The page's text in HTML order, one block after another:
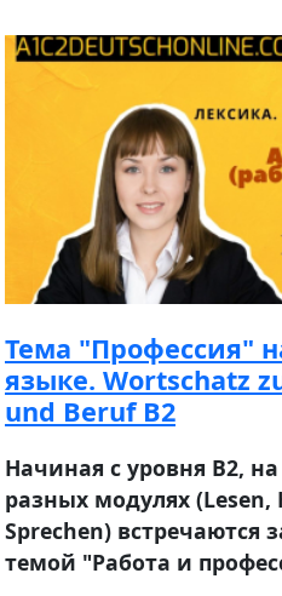
Тема "Профессия"
языке. Wortschatz
und Beruf B2
Начиная с уровня В2,
разных модулях (Lesen,
Sprechen) встречаются
темой "Работа и